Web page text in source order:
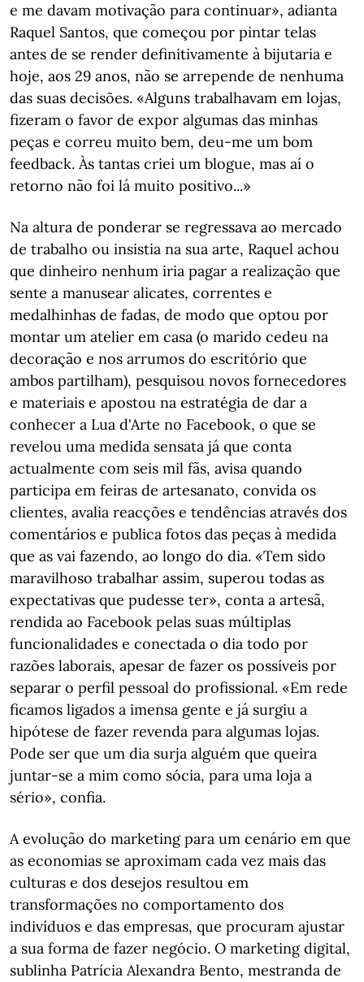
e me davam motivação para continuar», adianta
Raquel Santos, que começou por pintar telas
antes de se render definitivamente à bijutaria e
hoje, aos 29 anos, não se arrepende de nenhuma
das suas decisões. «Alguns trabalhavam em lojas,
fizeram o favor de expor algumas das minhas
peças e correu muito bem, deu-me um bom
feedback. Às tantas criei um blogue, mas aí o
retorno não foi lá muito positivo...»
Na altura de ponderar se regressava ao mercado
de trabalho ou insistia na sua arte, Raquel achou
que dinheiro nenhum iria pagar a realização que
sente a manusear alicates, correntes e
medalhinhas de fadas, de modo que optou por
montar um atelier em casa (o marido cedeu na
decoração e nos arrumos do escritório que
ambos partilham), pesquisou novos fornecedores
e materiais e apostou na estratégia de dar a
conhecer a Lua d'Arte no Facebook, o que se
revelou uma medida sensata já que conta
actualmente com seis mil fãs, avisa quando
participa em feiras de artesanato, convida os
clientes, avalia reacções e tendências através dos
comentários e publica fotos das peças à medida
que as vai fazendo, ao longo do dia. «Tem sido
maravilhoso trabalhar assim, superou todas as
expectativas que pudesse ter», conta a artesã,
rendida ao Facebook pelas suas múltiplas
funcionalidades e conectada o dia todo por
razões laborais, apesar de fazer os possíveis por
separar o perfil pessoal do profissional. «Em rede
ficamos ligados a imensa gente e já surgiu a
hipótese de fazer revenda para algumas lojas.
Pode ser que um dia surja alguém que queira
juntar-se a mim como sócia, para uma loja a
sério», confia.
A evolução do marketing para um cenário em que
as economias se aproximam cada vez mais das
culturas e dos desejos resultou em
transformações no comportamento dos
indivíduos e das empresas, que procuram ajustar
a sua forma de fazer negócio. O marketing digital,
sublinha Patrícia Alexandra Bento, mestranda de